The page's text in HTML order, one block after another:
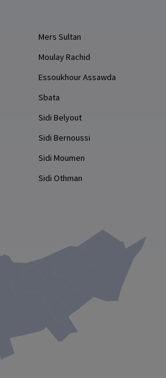
Mers Sultan
Moulay Rachid
Essoukhour Assawda
Sbata
Sidi Belyout
Sidi Bernoussi
Sidi Moumen
Sidi Othman